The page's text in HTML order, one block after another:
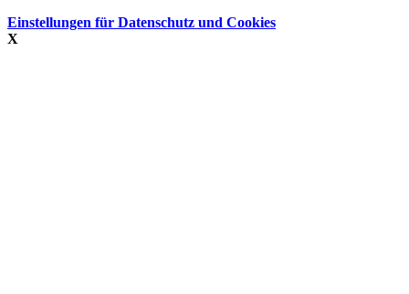
Einstellungen für Datenschutz und Cookies
X